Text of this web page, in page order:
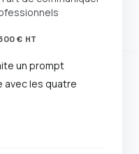
€ HT
un prompt
avec les quatre